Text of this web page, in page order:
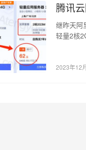
腾讯
继昨天阿
轻量2核
2023年12